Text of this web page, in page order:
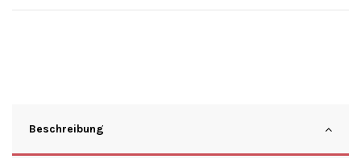
Beschreibung